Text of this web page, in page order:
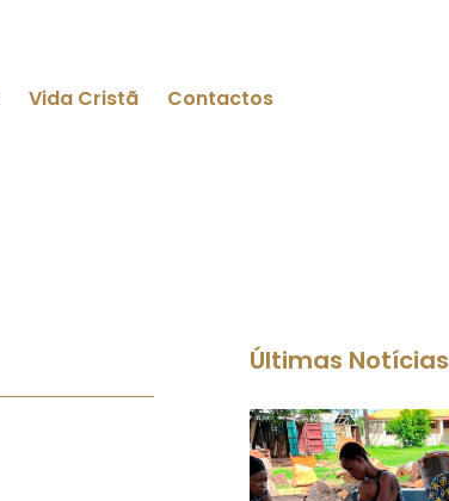
Vida Cristã Contactos
Últimas Notícias